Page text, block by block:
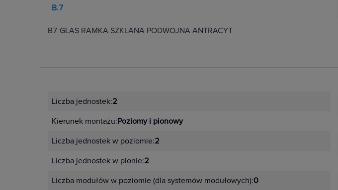
B.7
B7 GLAS RAMKA SZKLANA PODWOJNA ANTRACYT
Liczba jednostek:2
Kierunek montażu:Poziomy i pionowy
Liczba jednostek w poziomie:2
Liczba jednostek w pionie:2
Liczba modułów w poziomie (dla systemów modułowych):0